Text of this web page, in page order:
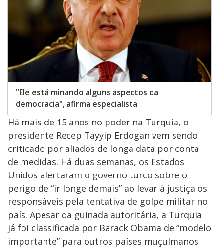
"Ele está minando alguns aspectos da
democracia", afirma especialista
Há mais de 15 anos no poder na Turquia, o
presidente Recep Tayyip Erdogan vem sendo
criticado por aliados de longa data por conta
de medidas. Há duas semanas, os Estados
Unidos alertaram o governo turco sobre o
perigo de “ir longe demais” ao levar à justiça os
responsáveis pela tentativa de golpe militar no
país. Apesar da guinada autoritária, a Turquia
já foi classificada por Barack Obama de “modelo
importante” para outros países muçulmanos